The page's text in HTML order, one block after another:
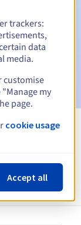
van de
de
trackers:
data
media.
customise
my
page.
cookie usage
Accept all